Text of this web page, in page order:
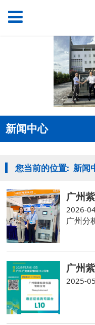
新闻中心
您当前的位置: 新闻
2026-
2025-